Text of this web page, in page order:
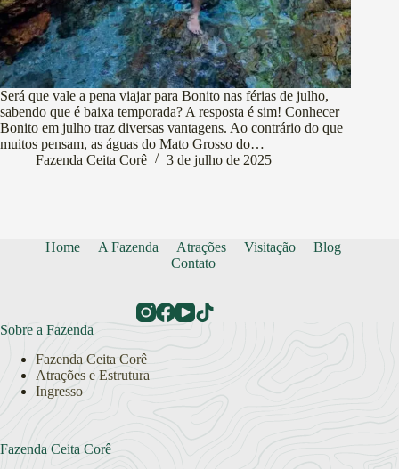
Será que vale a pena viajar para Bonito nas férias de julho,
sabendo que é baixa temporada? A resposta é sim! Conhecer
Bonito em julho traz diversas vantagens. Ao contrário do que
muitos pensam, as águas do Mato Grosso do…
Fazenda Ceita Corê
3 de julho de 2025
Home A Fazenda Atrações Visitação
Blog
Contato
Sobre a Fazenda
Fazenda Ceita Corê
Atrações e Estrutura
Ingresso
Fazenda Ceita Corê